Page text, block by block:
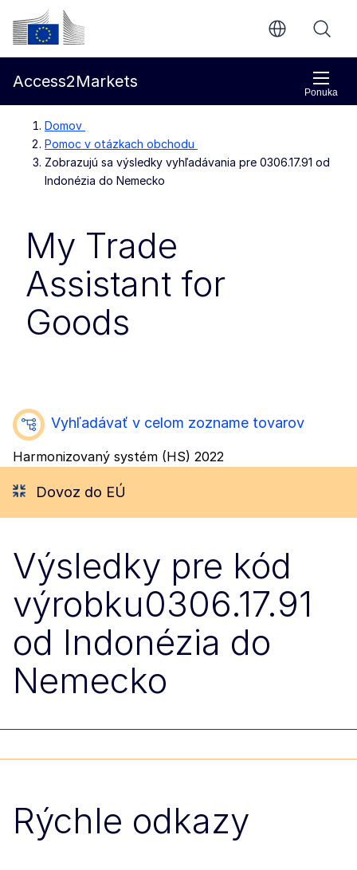
Prejsť na hlavný obsah
Európska komisia
Ponuka
Access2Markets
Domov
Pomoc v otázkach obchodu
Zobrazujú sa výsledky vyhľadávania pre 0306.17.91 od
Indonézia do Nemecko
My Trade
Assistant for
Goods
Vyhľadávať v celom zozname tovarov
Harmonizovaný systém (HS) 2022
Dovoz do EÚ
Výsledky pre kód
výrobku0306.17.91
od Indonézia do
Nemecko
Rýchle odkazy